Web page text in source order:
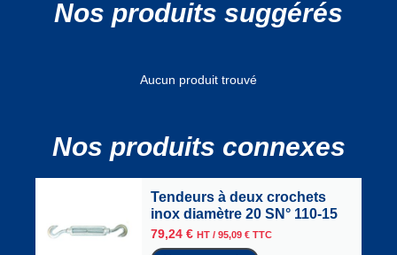
Nos produits suggérés
Aucun produit trouvé
Nos produits connexes
Tendeurs à deux crochets
inox diamètre 20 SN° 110-15
79,24 € HT / 95,09 € TTC